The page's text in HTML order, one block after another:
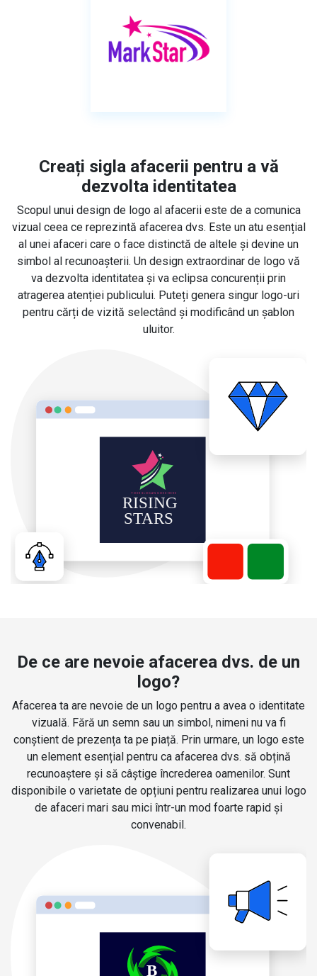
Creați sigla afacerii pentru a vă
dezvolta identitatea
Scopul unui design de logo al afacerii este de a comunica
vizual ceea ce reprezintă afacerea dvs. Este un atu esențial
al unei afaceri care o face distinctă de altele și devine un
simbol al recunoașterii. Un design extraordinar de logo vă
va dezvolta identitatea și va eclipsa concurenții prin
atragerea atenției publicului. Puteți genera singur logo-uri
pentru cărți de vizită selectând și modificând un șablon
uluitor.
De ce are nevoie afacerea dvs. de un
logo?
Afacerea ta are nevoie de un logo pentru a avea o identitate
vizuală. Fără un semn sau un simbol, nimeni nu va fi
conștient de prezența ta pe piață. Prin urmare, un logo este
un element esențial pentru ca afacerea dvs. să obțină
recunoaștere și să câștige încrederea oamenilor. Sunt
disponibile o varietate de opțiuni pentru realizarea unui logo
de afaceri mari sau mici într-un mod foarte rapid și
convenabil.